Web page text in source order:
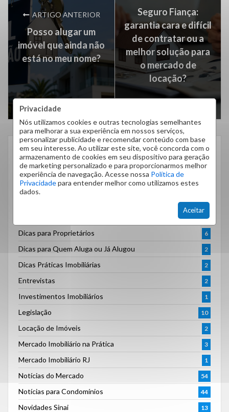
Privacidade
Nós utilizamos cookies e outras tecnologias semelhantes
para melhorar a sua experiência em nossos serviços,
personalizar publicidade e recomendar conteúdo com base
em seu interesse. Ao utilizar este site, você concorda com o
armazenamento de cookies em seu dispositivo para geração
de marketing personalizado e para proporcionarmos melhor
experiência de navegação. Acesse nossa Política de
Privacidadepara entender melhor como utilizamos estes
dados.
Aceitar
ARTIGO ANTERIOR
Posso alugar um
imóvel que ainda não
está no meu nome?
Seguro Fiança:
garantia cara e difícil
de contratar ou a
melhor solução para
o mercado de
locação?
CATEGORIAS
Administração de Imóveis
1
Comprar, Vender e Investir com Inteligência
254
14
Dicas para Proprietários 6
Dicas para Quem Aluga ou Já Alugou 2
Dicas Práticas Imobiliárias 2
Entrevistas 2
Investimentos Imobiliários 1
Legislação 10
Locação de Imóveis 2
Mercado Imobiliário na Prática 3
Mercado Imobiliário RJ 1
Notícias do Mercado 54
Notícias para Condomínios 44
Novidades Sinai 13